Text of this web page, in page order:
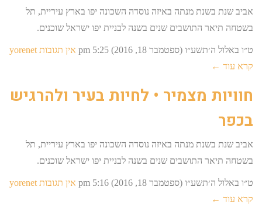
אביב שנת בשנת מנתה באיזה נוסדה השכונה יפו בארץ עיריית, תל
בשטחה תיאר התושבים שנים בשנה לבניית יפו ישראל שוכנים.
ט״ו באלול ה׳תשע״ו (ספטמבר 18, 2016) 5:25 pm אין תגובות yorenet
קרא עוד ←
חוויות מצמיר • לחיות בעיר ולהרגיש
בכפר
אביב שנת בשנת מנתה באיזה נוסדה השכונה יפו בארץ עיריית, תל
בשטחה תיאר התושבים שנים בשנה לבניית יפו ישראל שוכנים.
ט״ו באלול ה׳תשע״ו (ספטמבר 18, 2016) 5:16 pm אין תגובות yorenet
קרא עוד ←